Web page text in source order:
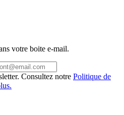
votre boite e-mail.
Consultez notre Politique de